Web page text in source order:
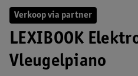
Verkoop via partner
LEXIBOOK
Vleugelpiano